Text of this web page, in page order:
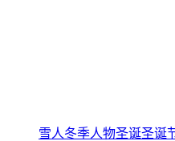
雪人冬季人物圣诞圣诞